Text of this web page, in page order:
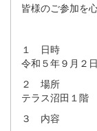
皆様のご参加を
１ 日時
令和５年９月２
２ 場所
テラス沼田１階
３ 内容